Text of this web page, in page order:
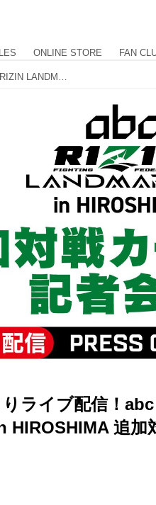
ONLINE STORE FAN
ライブ配信！
HIROSHIMA 追加